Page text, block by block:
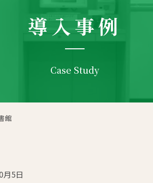
導入事例
Case Study
館
月5日